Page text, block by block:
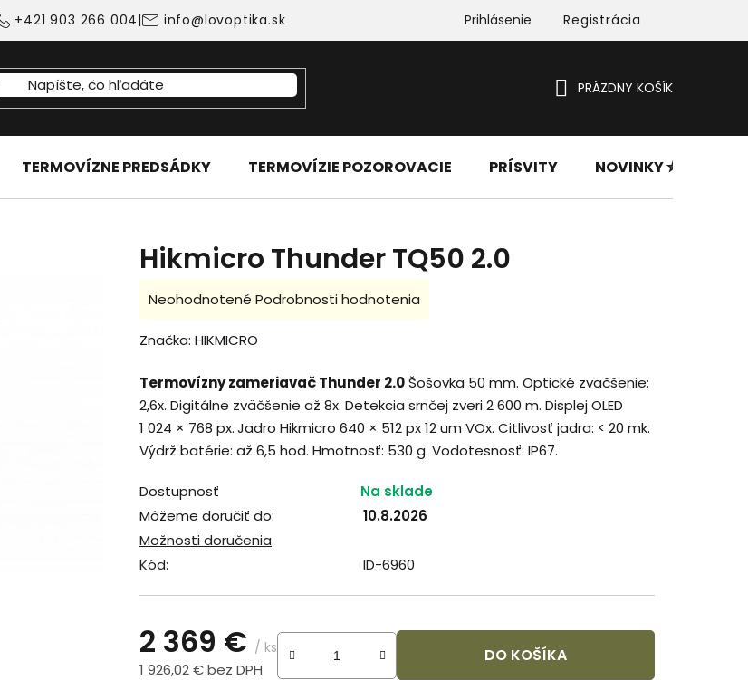
Prihlásenie Registrácia
+421 903 266 004| info@lovoptika.sk
PRÁZDNY KOŠÍK
TERMOVÍZNE PREDSÁDKY TERMOVÍZIE POZOROVACIE PRÍSVITY NOVINKY ✮
Hikmicro Thunder TQ50 2.0
Priemerné
produktu
0,0
z
5
hviezdičiek.
Neohodnotené Podrobnosti hodnotenia
Značka: HIKMICRO
Termovízny zameriavač Thunder 2.0Šošovka 50 mm. Optické zväčšenie:
2,6x. Digitálne zväčšenie až 8x. Detekcia srnčej zveri 2 600 m. Displej OLED
1 024 × 768 px.Jadro Hikmicro 640 × 512 px 12 um VOx. Citlivosť jadra: < 20 mk.
Výdrž batérie: až 6,5 hod. Hmotnosť: 530 g. Vodotesnosť: IP67.
Dostupnosť
Na sklade
Môžeme doručiť do:
10.8.2026
Možnosti doručenia
Kód:
ID-6960
2 369 € / ks
1 926,02 € bez DPH
DO KOŠÍKA